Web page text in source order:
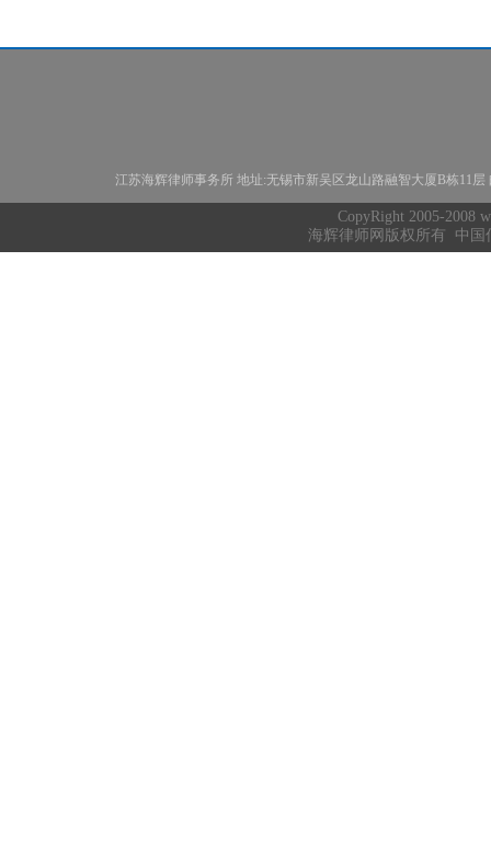
江苏海辉律师事务所 地址:无锡市新吴区龙山路融智大厦B栋11层
CopyRight 2005-2008
海辉律师网版权所有 中国